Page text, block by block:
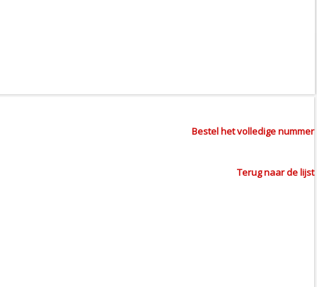
Bestel het volledige nummer
Terug naar de lijst